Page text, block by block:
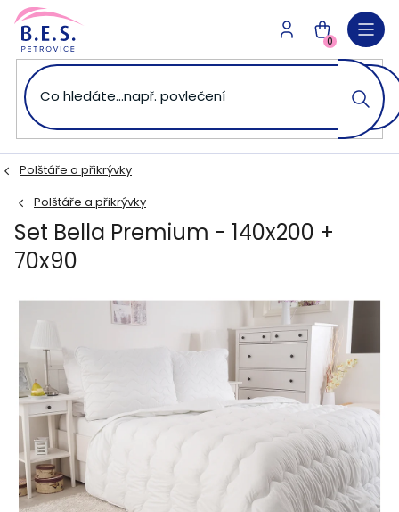
Přejít
obsah
NÁKUPNÍ
KOŠÍK
0
Polštáře a přikrývky
Polštáře a přikrývky
Set Bella Premium - 140x200 +
70x90